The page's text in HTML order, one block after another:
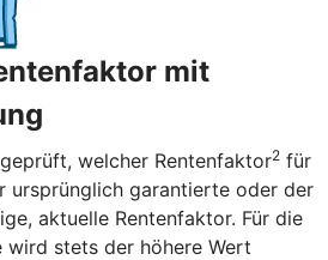
mit
welcher Rentenfaktor2 für
ursprünglich garantierte oder der
aktuelle Rentenfaktor. Für die
wird stets der höhere Wert